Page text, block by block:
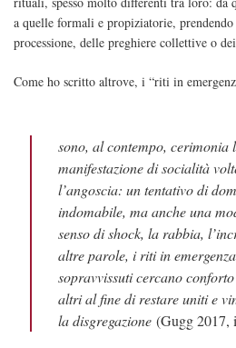
a quelle formali e propiziatorie, prendendo
processione, delle preghiere collettive o
Come ho scritto altrove, i “riti in
sono, al contempo, cerimonia
manifestazione di socialità
l’angoscia: un tentativo di
indomabile, ma anche una
senso di shock, la rabbia,
altre parole, i riti in
sopravvissuti cercano
altri al fine di restare uniti e
la disgregazione(Gugg 2017,